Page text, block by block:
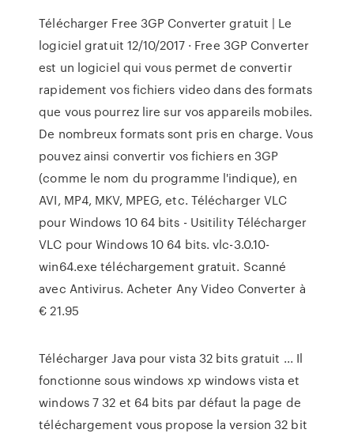
Télécharger Free 3GP Converter gratuit | Le
logiciel gratuit 12/10/2017 · Free 3GP Converter
est un logiciel qui vous permet de convertir
rapidement vos fichiers video dans des formats
que vous pourrez lire sur vos appareils mobiles.
De nombreux formats sont pris en charge. Vous
pouvez ainsi convertir vos fichiers en 3GP
(comme le nom du programme l'indique), en
AVI, MP4, MKV, MPEG, etc. Télécharger VLC
pour Windows 10 64 bits - Usitility Télécharger
VLC pour Windows 10 64 bits. vlc-3.0.10-
win64.exe téléchargement gratuit. Scanné
avec Antivirus. Acheter Any Video Converter à
€ 21.95
Télécharger Java pour vista 32 bits gratuit ... Il
fonctionne sous windows xp windows vista et
windows 7 32 et 64 bits par défaut la page de
téléchargement vous propose la version 32 bit